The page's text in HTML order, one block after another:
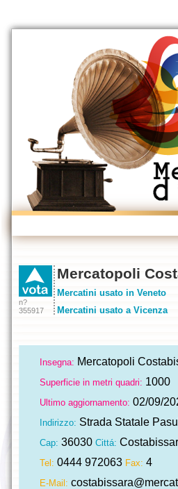
n?
355917
Mercatopoli
Mercatini usato in Veneto
Mercatini usato a Vicenza
Insegna: Mercatopoli
Superficie in metri quadri: 1000
Ultimo aggiornamento: 02/09/
Indirizzo: Strada Statale
Cap: 36030 Cittá:
Tel: 0444 972063 Fax: 4
E-Mail: